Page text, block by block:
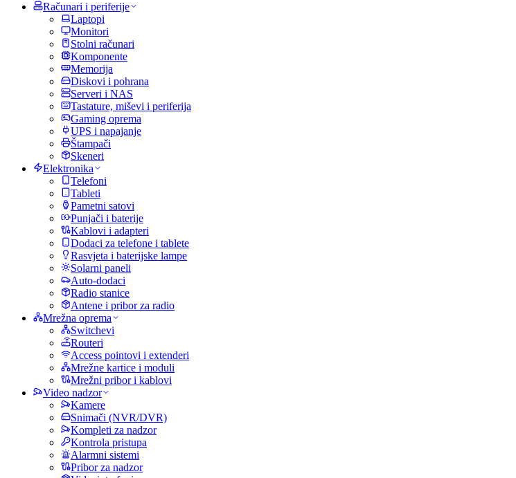
Računari i periferije
Laptopi
Monitori
Stolni računari
Komponente
Memorija
Diskovi i pohrana
Serveri i NAS
Tastature, miševi i periferija
Gaming oprema
UPS i napajanje
Štampači
Skeneri
Elektronika
Telefoni
Tableti
Pametni satovi
Punjači i baterije
Kablovi i adapteri
Dodaci za telefone i tablete
Rasvjeta i baterijske lampe
Solarni paneli
Auto-dodaci
Radio stanice
Antene i pribor za radio
Mrežna oprema
Switchevi
Routeri
Access pointovi i extenderi
Mrežne kartice i moduli
Mrežni pribor i kablovi
Video nadzor
Kamere
Snimači (NVR/DVR)
Kompleti za nadzor
Kontrola pristupa
Alarmni sistemi
Pribor za nadzor